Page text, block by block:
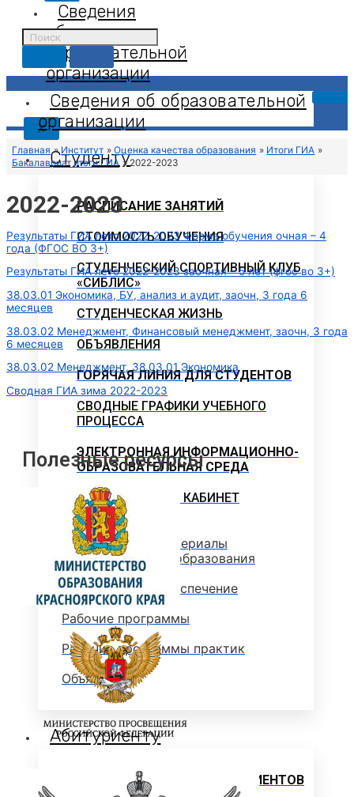
Сведения
об
образовательной
организации
X
Сведения об образовательной
организации
Студенту
РАСПИСАНИЕ ЗАНЯТИЙ
СТОИМОСТЬ ОБУЧЕНИЯ
СТУДЕНЧЕСКИЙ СПОРТИВНЫЙ КЛУБ
«СИБЛИС»
СТУДЕНЧЕСКАЯ ЖИЗНЬ
ОБЪЯВЛЕНИЯ
ГОРЯЧАЯ ЛИНИЯ ДЛЯ СТУДЕНТОВ
СВОДНЫЕ ГРАФИКИ УЧЕБНОГО
ПРОЦЕССА
ЭЛЕКТРОННАЯ ИНФОРМАЦИОННО-
ОБРАЗОВАТЕЛЬНАЯ СРЕДА
МЕТОДИЧЕСКИЙ КАБИНЕТ
Методические материалы
дополнительного образования
Методическое обеспечение
Рабочие программы
Рабочие программы практик
Объявления
Абитуриенту
ИНФОРМАЦИЯ ДЛЯ АБИТУРИЕНТОВ
Главная Институт Оценка качества образования
Итоги ГИА
Бакалавриат итоги ГИА
2022-2023
2022-2023
Результаты ГИА лето 2022-2023 Форма обучения очная – 4
года (ФГОС ВО 3+)
Результаты ГИА лето 2022-2023 заочная – 5 лет (фгос во 3+)
38.03.01 Экономика, БУ, анализ и аудит, заочн, 3 года 6
месяцев
38.03.02 Менеджмент, Финансовый менеджмент, заочн, 3 года
6 месяцев
38.03.02 Менеджмент, 38.03.01 Экономика
Сводная ГИА зима 2022-2023
Полезные ресурсы